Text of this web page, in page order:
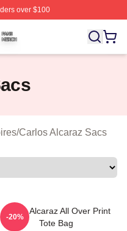
over $100
Licensed Carlos
/Carlos Alcaraz Sacs
Carlos Alcaraz All Over Print
Tote Bag
-20%